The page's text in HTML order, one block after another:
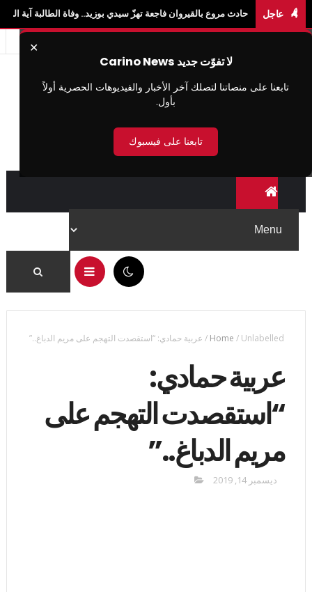
عاجل
مروع بالقيروان فاجعة تهزّ سيدي بوزيد.. وفاة الطالبة آية الزايدي في حادث
✕
لا تفوّت جديد Carino News
تابعنا على منصاتنا لتصلك آخر الأخبار والفيديوهات الحصرية أولاً
بأول.
تابعنا على فيسبوك
Home / Unlabelled
/ عربية حمادي: “استقصدت التهجم على مريم الدباغ..”
عربية حمادي:
“استقصدت التهجم على
مريم الدباغ..”
ديسمبر 14, 2019